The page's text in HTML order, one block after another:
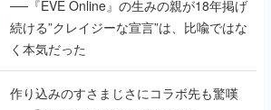
──『EVE Online』の生みの親が18年掲げ
続ける”クレイジーな宣言”は、比喩ではな
く本気だった
作り込みのすさまじさにコラボ先も驚嘆